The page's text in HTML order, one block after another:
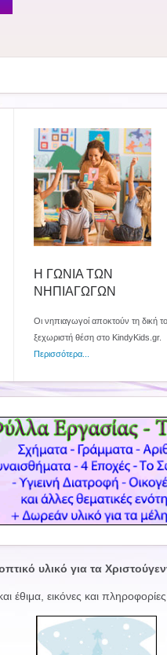
Η ΓΩΝΙΑ ΤΩΝ
ΝΗΠΙΑΓΩΓΩΝ
Οι νηπιαγωγοί αποκτούν τη δική
ξεχωριστή θέση στο KindyKids.gr.
Περισσότερα...
υλικό για τα
έθιμα, εικόνες και